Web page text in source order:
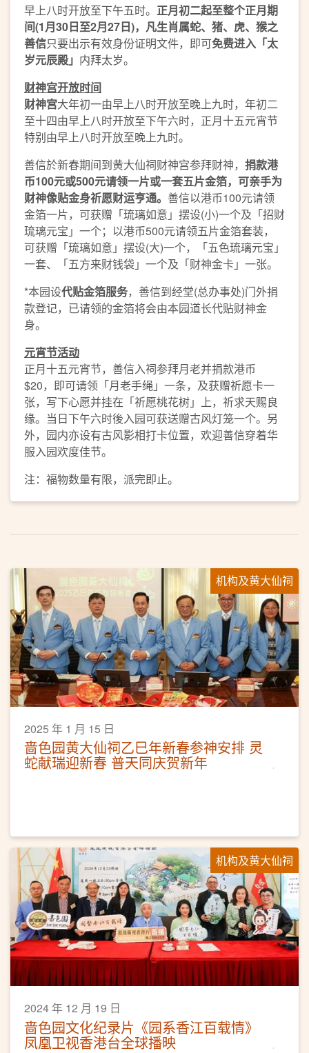
早上八时开放至下午五时。 正月初二起至整个正月期
间(1月30日至2月27日)，凡生肖属蛇、猪、虎、猴之
善信只要出示有效身份证明文件，即可免费进入「太
岁元辰殿」 内拜太岁。
财神宫开放时间
财神宫大年初一由早上八时开放至晚上九时，年初二
至十四由早上八时开放至下午六时，正月十五元宵节
特别由早上八时开放至晚上九时。
善信於新春期间到黄大仙祠财神宫参拜财神， 捐款港
币100元或500元请领一片或一套五片金箔， 可亲手为
财神像贴金身祈愿财运亨通。 善信以港币100元请领
金箔一片，可获赠「琉璃如意」摆设(小)一个及「招财
琉璃元宝」一个；以港币500元请领五片金箔套装，
可获赠「琉璃如意」摆设(大)一个，「五色琉璃元宝」
一套、「五方来财钱袋」一个及「财神金卡」一张。
*本园设代贴金箔服务，善信到经堂(总办事处)门外捐
款登记，已请领的金箔将会由本园道长代贴财神金
身。
元宵节活动
正月十五元宵节，善信入祠参拜月老并捐款港币
$20，即可请领「月老手绳」一条，及获赠祈愿卡一
张，写下心愿并挂在「祈愿桃花树」上，祈求天赐良
缘。当日下午六时後入园可获送赠古风灯笼一个。另
外，园内亦设有古风影相打卡位置，欢迎善信穿着华
服入园欢度佳节。
注：福物数量有限，派完即止。
机构及黄大仙祠
2025 年 1 月 15 日
啬色园黄大仙祠乙巳年新春参神安排 灵
蛇献瑞迎新春 普天同庆贺新年
机构及黄大仙祠
2024 年 12 月 19 日
啬色园文化纪录片《园系香江百载情》
凤凰卫视香港台全球播映